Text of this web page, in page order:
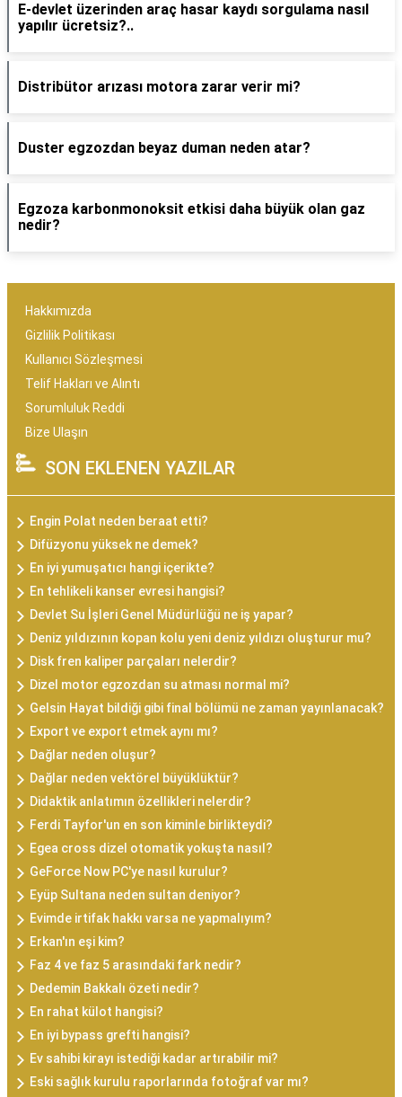
E-devlet üzerinden araç hasar kaydı sorgulama nasıl
yapılır ücretsiz?..
Distribütor arızası motora zarar verir mi?
Duster egzozdan beyaz duman neden atar?
Egzoza karbonmonoksit etkisi daha büyük olan gaz
nedir?
Hakkımızda
Gizlilik Politikası
Kullanıcı Sözleşmesi
Telif Hakları ve Alıntı
Sorumluluk Reddi
Bize Ulaşın
SON EKLENEN YAZILAR
Engin Polat neden beraat etti?
Difüzyonu yüksek ne demek?
En iyi yumuşatıcı hangi içerikte?
En tehlikeli kanser evresi hangisi?
Devlet Su İşleri Genel Müdürlüğü ne iş yapar?
Deniz yıldızının kopan kolu yeni deniz yıldızı oluşturur mu?
Disk fren kaliper parçaları nelerdir?
Dizel motor egzozdan su atması normal mi?
Gelsin Hayat bildiği gibi final bölümü ne zaman yayınlanacak?
Export ve export etmek aynı mı?
Dağlar neden oluşur?
Dağlar neden vektörel büyüklüktür?
Didaktik anlatımın özellikleri nelerdir?
Ferdi Tayfor'un en son kiminle birlikteydi?
Egea cross dizel otomatik yokuşta nasıl?
GeForce Now PC'ye nasıl kurulur?
Eyüp Sultana neden sultan deniyor?
Evimde irtifak hakkı varsa ne yapmalıyım?
Erkan'ın eşi kim?
Faz 4 ve faz 5 arasındaki fark nedir?
Dedemin Bakkalı özeti nedir?
En rahat külot hangisi?
En iyi bypass grefti hangisi?
Ev sahibi kirayı istediği kadar artırabilir mi?
Eski sağlık kurulu raporlarında fotoğraf var mı?